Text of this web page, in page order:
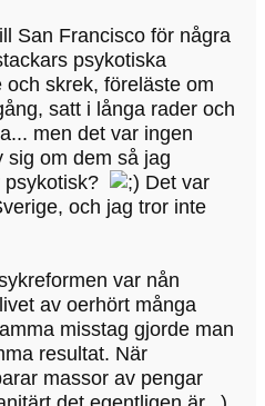
San Francisco för några
psykotiska
skrek, föreläste om
satt i långa rader och
men det var ingen
sig om dem så jag
psykotisk?
Det var
och jag tror inte
var nån
av oerhört många
misstag gjorde man
resultat. När
massor av pengar